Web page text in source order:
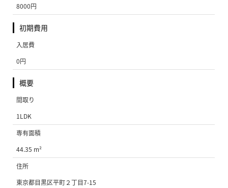
8000円
初期費用
入居費
0円
概要
間取り
1LDK
専有面積
44.35 m²
住所
東京都目黒区平町２丁目7-15